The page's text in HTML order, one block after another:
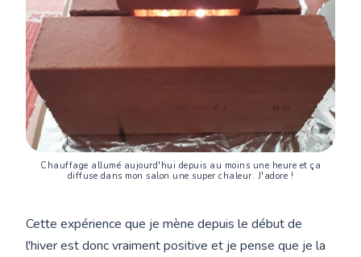
Chauffage allumé aujourd'hui depuis au moins une heure et ça
diffuse dans mon salon une super chaleur. J'adore !
Cette expérience que je mène depuis le début de
l'hiver est donc vraiment positive et je pense que je la